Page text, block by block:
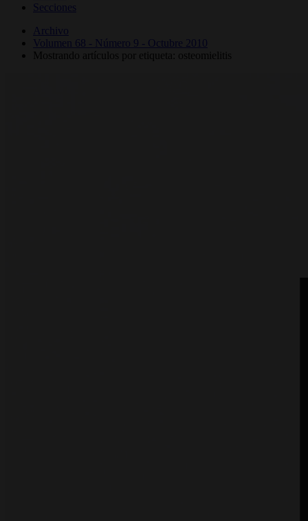
Secciones
Archivo
Volumen 68 - Número 9 - Octubre 2010
Mostrando artículos por etiqueta: osteomielitis